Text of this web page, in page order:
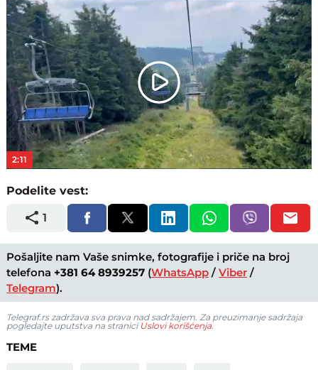
Play
Video
2:11
Podelite vest:
1
Pošaljite nam Vaše snimke, fotografije i priče na broj
telefona +381 64 8939257 (WhatsApp /Viber /
Telegram).
Telegraf.rs zadržava sva prava nad sadržajem. Za preuzimanje sadržaja
pogledajte uputstva na stranici Uslovi korišćenja.
TEME